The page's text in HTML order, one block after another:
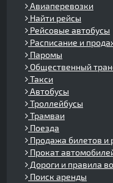
Авиаперевозки
Найти рейсы
Рейсовые автобусы
Расписание и
Паромы
Общественный
Такси
Автобусы
Троллейбусы
Трамваи
Поезда
Продажа билетов и
Прокат
Дороги и правила
Поиск аренды